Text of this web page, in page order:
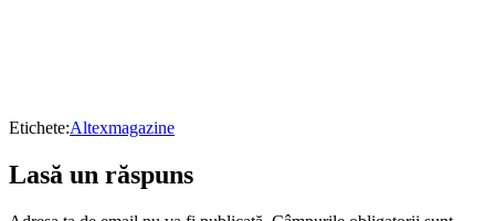
Etichete:Altexmagazine
Lasă un răspuns